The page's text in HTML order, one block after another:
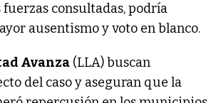
fuerzas consultadas, podría
ausentismo y voto en blanco.
Avanza (LLA) buscan
del caso y aseguran que la